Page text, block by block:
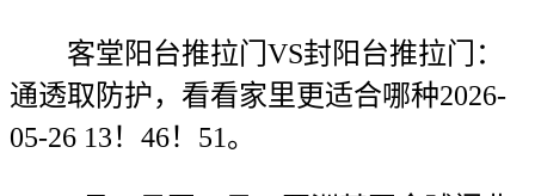
客堂阳台推拉门VS封阳台推拉门：
通透取防护，看看家里更适合哪种2026-
05-26 13！46！51。